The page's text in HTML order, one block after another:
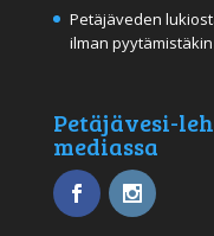
Petäjäveden
ilman pyytämistäkin
Petäjävesi-
mediassa